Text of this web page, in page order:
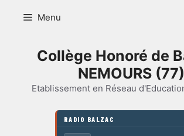
Menu
Collège Honoré de
NEMOURS (77)
Etablissement en Réseau